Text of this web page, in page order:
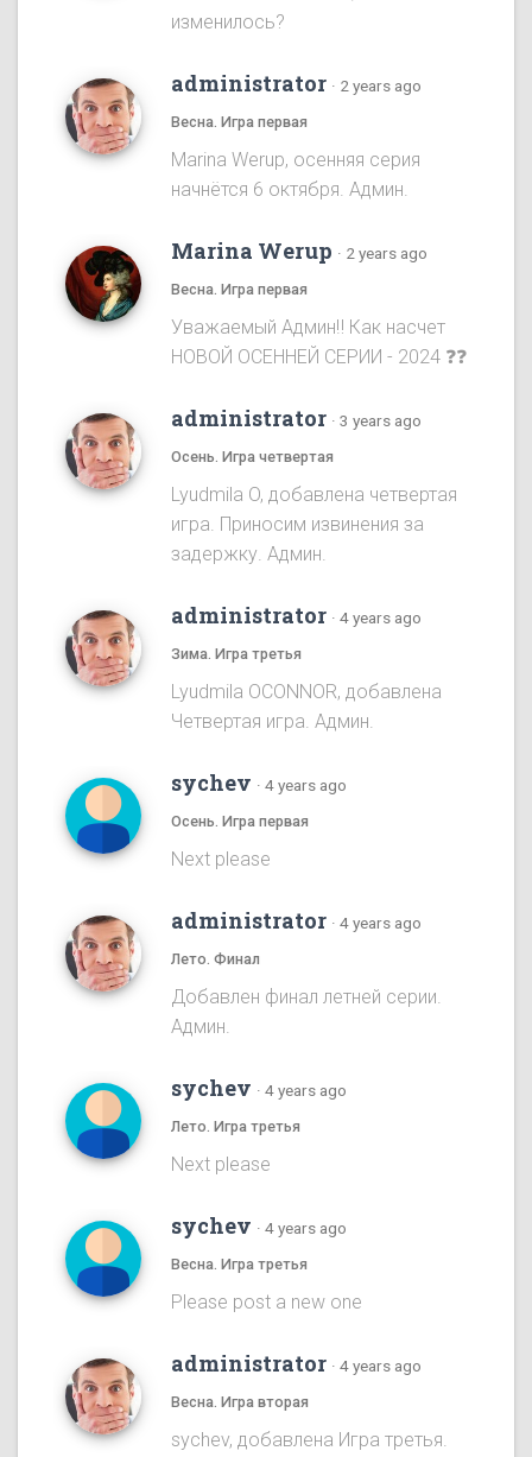
изменилось?
administrator · 2 years ago
Весна. Игра первая
Marina Werup, осенняя серия
начнётся 6 октября. Админ.
Marina Werup · 2 years ago
Весна. Игра первая
Уважаемый Админ‼️ Как насчет
НОВОЙ ОСЕННЕЙ СЕРИИ - 2024 ❓❓
administrator · 3 years ago
Осень. Игра четвертая
Lyudmila O, добавлена четвертая
игра. Приносим извинения за
задержку. Админ.
administrator · 4 years ago
Зима. Игра третья
Lyudmila OCONNOR, добавлена
Четвертая игра. Админ.
sychev · 4 years ago
Осень. Игра первая
Next please
administrator · 4 years ago
Лето. Финал
Добавлен финал летней серии.
Админ.
sychev · 4 years ago
Лето. Игра третья
Next please
sychev · 4 years ago
Весна. Игра третья
Please post a new one
administrator · 4 years ago
Весна. Игра вторая
sychev, добавлена Игра третья.